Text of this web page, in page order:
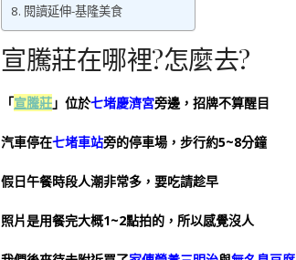
閱讀延伸-基隆美食
宣騰莊在哪裡?怎麼去?
「宣騰莊」位於七堵慶濟宮旁邊，招牌不算醒目
汽車停在七堵車站旁的停車場，步行約5~8分鐘
假日午餐時段人潮非常多，要吃請趁早
照片是用餐完大概1~2點拍的，所以感覺沒人